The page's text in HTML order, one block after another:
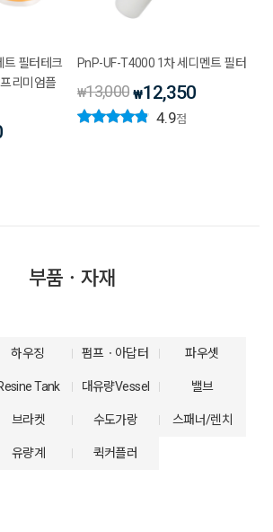
트 필터테크
리미엄플
PnP-UF-T4000 1차 세디멘트 필터
₩13,000 ₩12,350
4.9점
부품ㆍ자재
하우징 펌프ㆍ아답터 파우셋
Tank 대유량Vessel 밸브
브라켓 수도가랑 스패너/렌치
유량계 퀵커플러